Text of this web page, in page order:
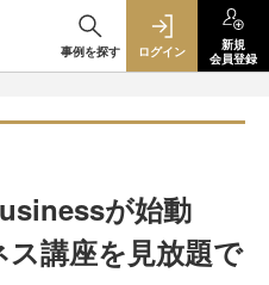
事例を探す ログイン
新規
会員登録
が始動
講座を見放題で